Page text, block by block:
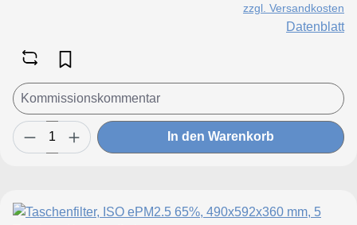
zzgl. Versandkosten
Datenblatt
In den Warenkorb